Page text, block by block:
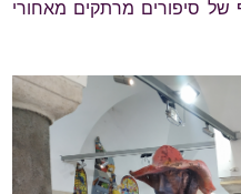
סיפורים מרתקים מאחורי